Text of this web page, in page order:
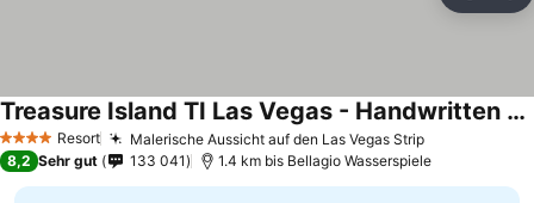
4 Sterne Resort Malerische Aussicht auf den Las Vegas Strip
Treasure Island TI Las Vegas - Handwritten Collection
8,2 Sehr gut 133 041 1.4 km bis Bellagio Wasserspiele